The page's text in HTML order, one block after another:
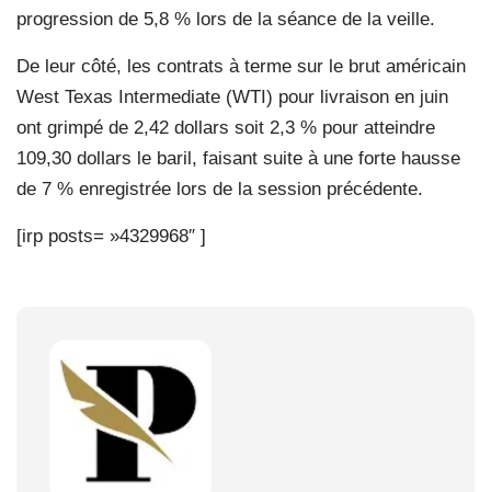
progression de 5,8 % lors de la séance de la veille.
De leur côté, les contrats à terme sur le brut américain
West Texas Intermediate (WTI) pour livraison en juin
ont grimpé de 2,42 dollars soit 2,3 % pour atteindre
109,30 dollars le baril, faisant suite à une forte hausse
de 7 % enregistrée lors de la session précédente.
[irp posts= »4329968″ ]